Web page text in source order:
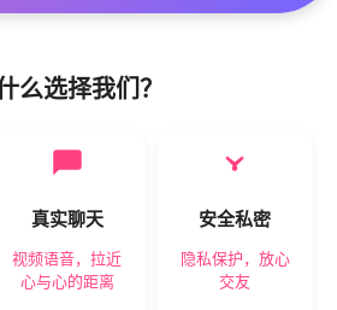
么选择我们？
真实聊天
视频语音，拉近
心与心的距离
安全私密
隐私保护，放心
交友